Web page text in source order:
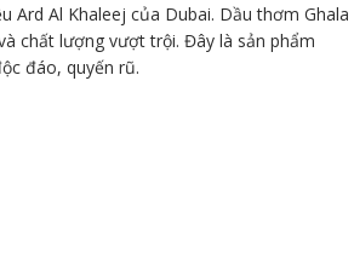
Ard Al Khaleej của Dubai. Dầu thơm Ghala
chất lượng vượt trội. Đây là sản phẩm
đáo, quyến rũ.